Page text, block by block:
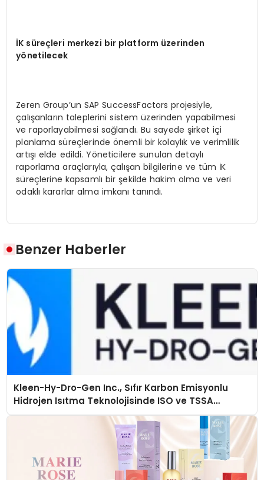
İK süreçleri merkezi bir platform üzerinden
yönetilecek
Zeren Group’un SAP SuccessFactors projesiyle,
çalışanların taleplerini sistem üzerinden yapabilmesi
ve raporlayabilmesi sağlandı. Bu sayede şirket içi
planlama süreçlerinde önemli bir kolaylık ve verimlilik
artışı elde edildi. Yöneticilere sunulan detaylı
raporlama araçlarıyla, çalışan bilgilerine ve tüm İK
süreçlerine kapsamlı bir şekilde hakim olma ve veri
odaklı kararlar alma imkanı tanındı.
Benzer Haberler
Kleen-Hy-Dro-Gen Inc., Sıfır Karbon Emisyonlu
Hidrojen Isıtma Teknolojisinde ISO ve TSSA
Düzenleyici Onaylarını Aldı